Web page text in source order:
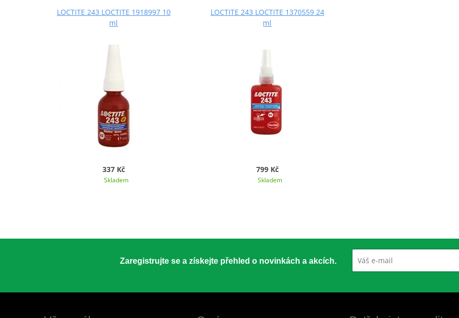
LOCTITE 243 LOCTITE 1918997 10
ml
337 Kč
Skladem
LOCTITE 243 LOCTITE 1370559 24
ml
799 Kč
Skladem
Zaregistrujte se a získejte přehled o novinkách a akcích.